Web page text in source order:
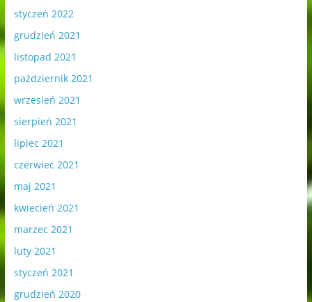
styczeń 2022
grudzień 2021
listopad 2021
październik 2021
wrzesień 2021
sierpień 2021
lipiec 2021
czerwiec 2021
maj 2021
kwiecień 2021
marzec 2021
luty 2021
styczeń 2021
grudzień 2020